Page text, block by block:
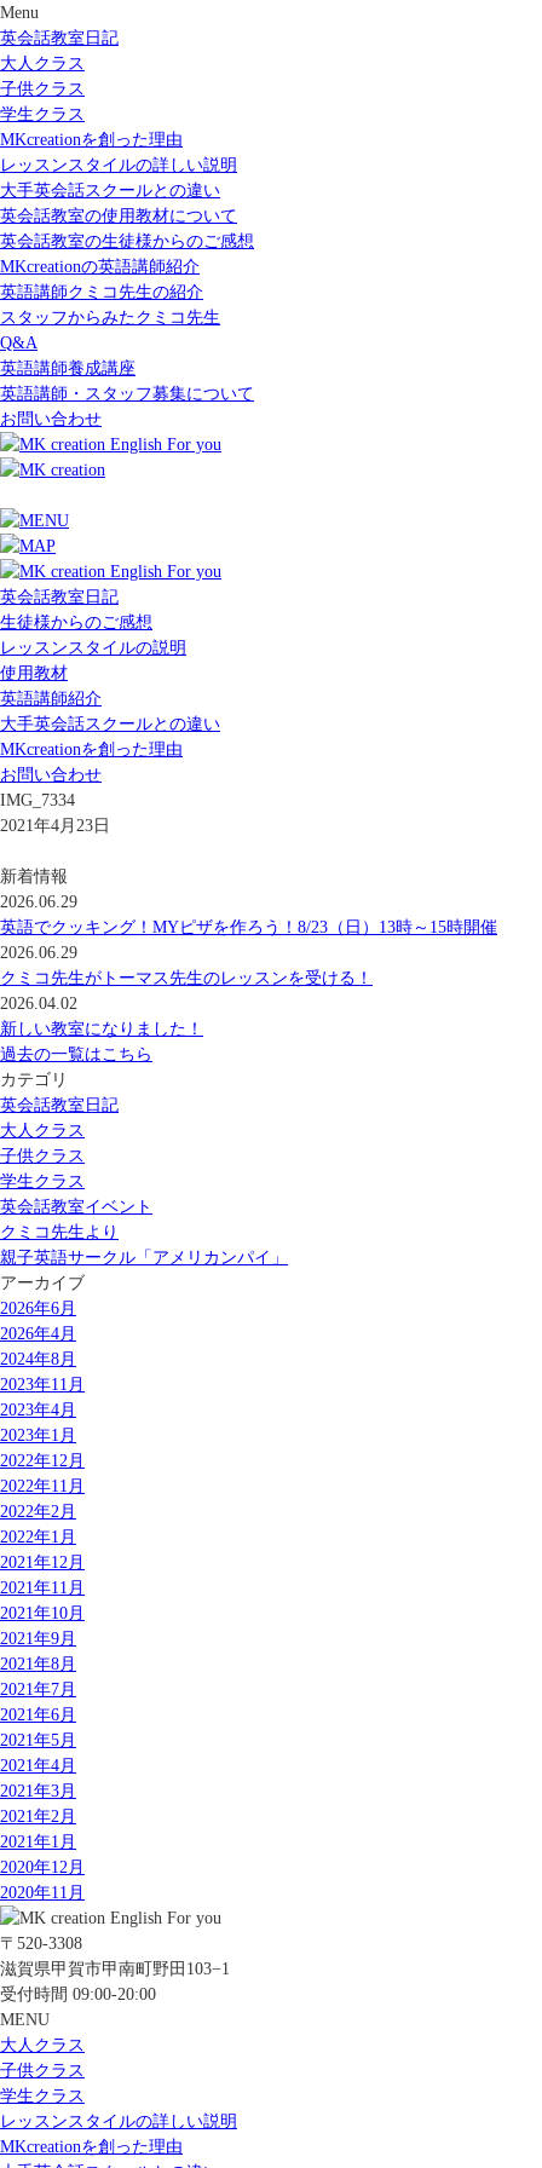
Menu
英会話教室日記
大人クラス
子供クラス
学生クラス
MKcreationを創った理由
レッスンスタイルの詳しい説明
大手英会話スクールとの違い
英会話教室の使用教材について
英会話教室の生徒様からのご感想
MKcreationの英語講師紹介
英語講師クミコ先生の紹介
スタッフからみたクミコ先生
Q&A
英語講師養成講座
英語講師・スタッフ募集について
お問い合わせ
英会話教室日記
生徒様からのご感想
レッスンスタイルの説明
使用教材
英語講師紹介
大手英会話スクールとの違い
MKcreationを創った理由
お問い合わせ
IMG_7334
2021年4月23日
新着情報
2026.06.29
英語でクッキング！MYピザを作ろう！8/23（日）13時～15時開催
2026.06.29
クミコ先生がトーマス先生のレッスンを受ける！
2026.04.02
新しい教室になりました！
過去の一覧はこちら
カテゴリ
英会話教室日記
大人クラス
子供クラス
学生クラス
英会話教室イベント
クミコ先生より
親子英語サークル「アメリカンパイ」
アーカイブ
2026年6月
2026年4月
2024年8月
2023年11月
2023年4月
2023年1月
2022年12月
2022年11月
2022年2月
2022年1月
2021年12月
2021年11月
2021年10月
2021年9月
2021年8月
2021年7月
2021年6月
2021年5月
2021年4月
2021年3月
2021年2月
2021年1月
2020年12月
2020年11月
〒520-3308
滋賀県甲賀市甲南町野田103−1
受付時間 09:00-20:00
MENU
大人クラス
子供クラス
学生クラス
レッスンスタイルの詳しい説明
MKcreationを創った理由